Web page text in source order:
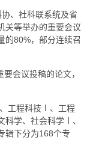
、社科联系统及省
关等举办的重要会议
的80%，部分连续召
会议投稿的论文，
工程科技Ⅰ、工程
科学、社会科学Ⅰ、
辑下分为168个专